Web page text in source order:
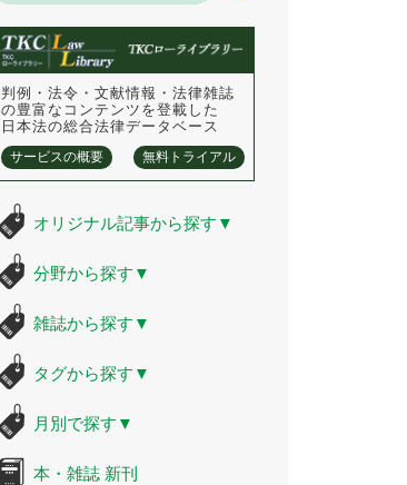
判例・法令・文献情報・法律雑誌
の豊富なコンテンツを登載した
日本法の総合法律データベース
サービスの概要 無料トライアル
オリジナル記事から探す ▼
分野から探す ▼
雑誌から探す ▼
タグから探す ▼
月別で探す ▼
本・雑誌 新刊